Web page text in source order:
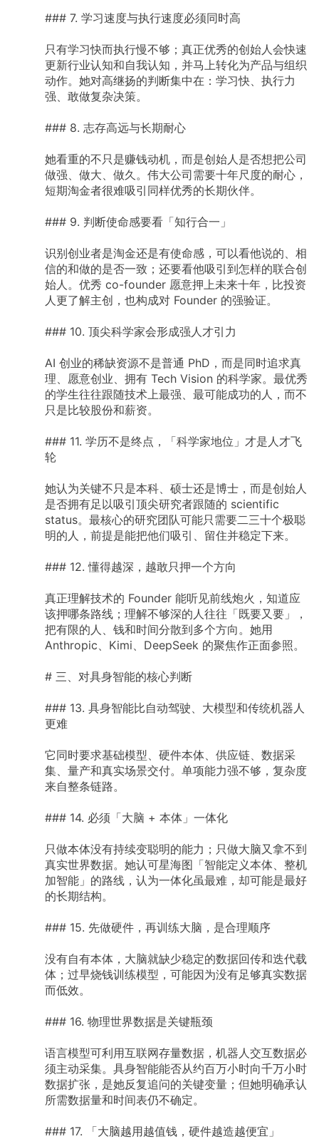
### 7. 学习速度与执行速度必须同时高
只有学习快而执行慢不够；真正优秀的创始人会快速
更新行业认知和自我认知，并马上转化为产品与组织
动作。她对高继扬的判断集中在：学习快、执行力
强、敢做复杂决策。
### 8. 志存高远与长期耐心
她看重的不只是赚钱动机，而是创始人是否想把公司
做强、做大、做久。伟大公司需要十年尺度的耐心，
短期淘金者很难吸引同样优秀的长期伙伴。
### 9. 判断使命感要看「知行合一」
识别创业者是淘金还是有使命感，可以看他说的、相
信的和做的是否一致；还要看他吸引到怎样的联合创
始人。优秀 co-founder 愿意押上未来十年，比投资
人更了解主创，也构成对 Founder 的强验证。
### 10. 顶尖科学家会形成强人才引力
AI 创业的稀缺资源不是普通 PhD，而是同时追求真
理、愿意创业、拥有 Tech Vision 的科学家。最优秀
的学生往往跟随技术上最强、最可能成功的人，而不
只是比较股份和薪资。
### 11. 学历不是终点，「科学家地位」才是人才飞
轮
她认为关键不只是本科、硕士还是博士，而是创始人
是否拥有足以吸引顶尖研究者跟随的 scientific
status。最核心的研究团队可能只需要二三十个极聪
明的人，前提是能把他们吸引、留住并稳定下来。
### 12. 懂得越深，越敢只押一个方向
真正理解技术的 Founder 能听见前线炮火，知道应
该押哪条路线；理解不够深的人往往「既要又要」，
把有限的人、钱和时间分散到多个方向。她用
Anthropic、Kimi、DeepSeek 的聚焦作正面参照。
# 三、对具身智能的核心判断
### 13. 具身智能比自动驾驶、大模型和传统机器人
更难
它同时要求基础模型、硬件本体、供应链、数据采
集、量产和真实场景交付。单项能力强不够，复杂度
来自整条链路。
### 14. 必须「大脑 + 本体」一体化
只做本体没有持续变聪明的能力；只做大脑又拿不到
真实世界数据。她认可星海图「智能定义本体、整机
加智能」的路线，认为一体化虽最难，却可能是最好
的长期结构。
### 15. 先做硬件，再训练大脑，是合理顺序
没有自有本体，大脑就缺少稳定的数据回传和迭代载
体；过早烧钱训练模型，可能因为没有足够真实数据
而低效。
### 16. 物理世界数据是关键瓶颈
语言模型可利用互联网存量数据，机器人交互数据必
须主动采集。具身智能能否从约百万小时向千万小时
数据扩张，是她反复追问的关键变量；但她明确承认
所需数据量和时间表仍不确定。
### 17. 「大脑越用越值钱，硬件越造越便宜」